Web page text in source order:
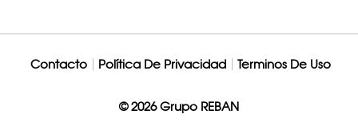
Contacto Política De Privacidad Terminos De Uso
© 2026 Grupo REBAN